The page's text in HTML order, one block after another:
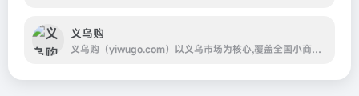
义乌购
义乌购（yiwugo.com）以义乌市场为核心,覆盖全国小商品产业带优质供应商,一手货源,品质商品更低价;品类丰富,在线商品达500万,涉及玩具,饰品,工艺品,日用百货等26个大类;线上线下对应,交易有保障,小商品,就上义乌购.